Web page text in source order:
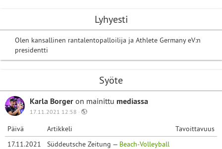
Lyhyesti
Olen kansallinen rantalentopalloilija ja Athlete Germany eV:n
presidentti
Syöte
Karla Borger on mainittu mediassa
17.11.2021 12:58 ·
Päivä Artikkeli
Tavoittavuus
17.11.2021
Süddeutsche Zeitung — Beach-Volleyball